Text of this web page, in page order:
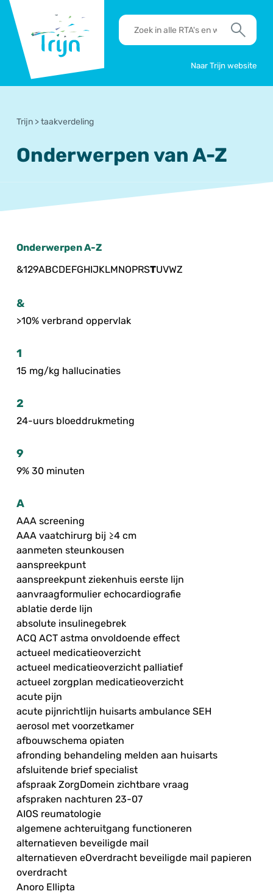
Trijn
RTA's
en
Zoek
Naar Trijn website
Trijn >taakverdeling
Onderwerpen van A-Z
Onderwerpen A-Z
&129ABCDEFGHIJKLMNOPRSTUVWZ
&
>10% verbrand oppervlak
1
15 mg/kg hallucinaties
2
24-uurs bloeddrukmeting
9
9% 30 minuten
A
AAA screening
AAA vaatchirurg bij ≥4 cm
aanmeten steunkousen
aanspreekpunt
aanspreekpunt ziekenhuis eerste lijn
aanvraagformulier echocardiografie
ablatie derde lijn
absolute insulinegebrek
ACQ ACT astma onvoldoende effect
actueel medicatieoverzicht
actueel medicatieoverzicht palliatief
actueel zorgplan medicatieoverzicht
acute pijn
acute pijnrichtlijn huisarts ambulance SEH
aerosol met voorzetkamer
afbouwschema opiaten
afronding behandeling melden aan huisarts
afsluitende brief specialist
afspraak ZorgDomein zichtbare vraag
afspraken nachturen 23-07
AIOS reumatologie
algemene achteruitgang functioneren
alternatieven beveiligde mail
alternatieven eOverdracht beveiligde mail papieren
overdracht
Anoro Ellipta